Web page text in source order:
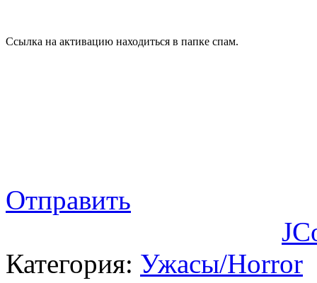
Ссылка на активацию находиться в папке спам.
Отправить
Категория: Ужасы/Horror